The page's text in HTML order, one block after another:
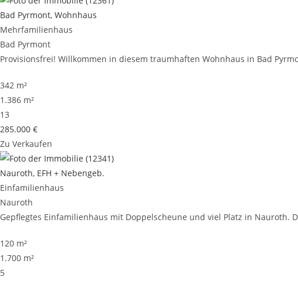
Bad Pyrmont, Wohnhaus
Mehrfamilienhaus
Bad Pyrmont
Provisionsfrei! Willkommen in diesem traumhaften Wohnhaus in Bad
342 m²
1.386 m²
13
285.000 €
Zu Verkaufen
Nauroth, EFH + Nebengeb.
Einfamilienhaus
Nauroth
Gepflegtes Einfamilienhaus mit Doppelscheune und viel Platz in Nauroth.
120 m²
1.700 m²
5